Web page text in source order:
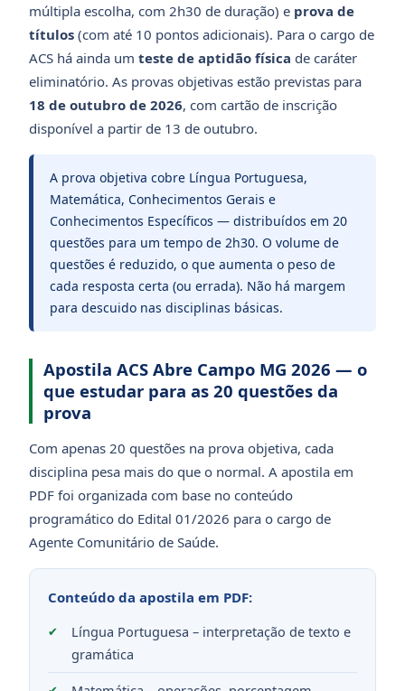
múltipla escolha, com 2h30 de duração) e prova de
títulos (com até 10 pontos adicionais). Para o cargo de
ACS há ainda um teste de aptidão física de caráter
eliminatório. As provas objetivas estão previstas para
18 de outubro de 2026, com cartão de inscrição
disponível a partir de 13 de outubro.
A prova objetiva cobre Língua Portuguesa,
Matemática, Conhecimentos Gerais e
Conhecimentos Específicos — distribuídos em 20
questões para um tempo de 2h30. O volume de
questões é reduzido, o que aumenta o peso de
cada resposta certa (ou errada). Não há margem
para descuido nas disciplinas básicas.
Apostila ACS Abre Campo MG 2026 — o
que estudar para as 20 questões da
prova
Com apenas 20 questões na prova objetiva, cada
disciplina pesa mais do que o normal. A apostila em
PDF foi organizada com base no conteúdo
programático do Edital 01/2026 para o cargo de
Agente Comunitário de Saúde.
Conteúdo da apostila em PDF:
Língua Portuguesa – interpretação de texto e
gramática